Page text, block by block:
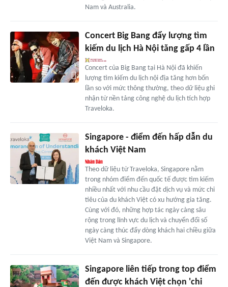
Nam và Australia.
Concert Big Bang đẩy lượng tìm
kiếm du lịch Hà Nội tăng gấp 4 lần
Concert của Big Bang tại Hà Nội đã khiến
lượng tìm kiếm du lịch nội địa tăng hơn bốn
lần so với mức thông thường, theo dữ liệu ghi
nhận từ nền tảng công nghệ du lịch tích hợp
Traveloka.
Singapore - điểm đến hấp dẫn du
khách Việt Nam
Theo dữ liệu từ Traveloka, Singapore nằm
trong nhóm điểm đến quốc tế được tìm kiếm
nhiều nhất với nhu cầu đặt dịch vụ và mức chi
tiêu của du khách Việt có xu hướng gia tăng.
Cùng với đó, những hợp tác ngày càng sâu
rộng trong lĩnh vực du lịch và chuyển đổi số
ngày càng thúc đẩy dòng khách hai chiều giữa
Việt Nam và Singapore.
Singapore liên tiếp trong top điểm
đến được khách Việt chọn 'chi